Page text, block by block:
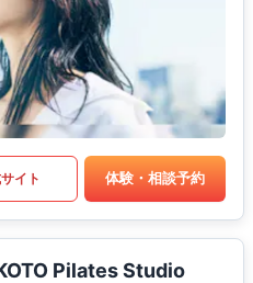
イト 体験・相談予約
Pilates Studio